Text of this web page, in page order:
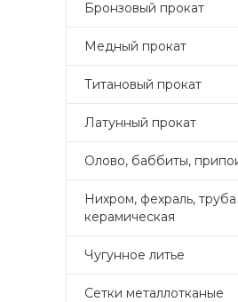
Бронзовый прокат
Медный прокат
Титановый прокат
Латунный прокат
Олово, баббиты,
Нихром, фехраль, труба
керамическая
Чугунное литье
Сетки металлотканые